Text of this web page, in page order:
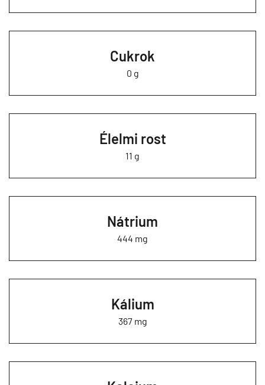
Cukrok
0 g
Élelmi rost
11 g
Nátrium
444 mg
Kálium
367 mg